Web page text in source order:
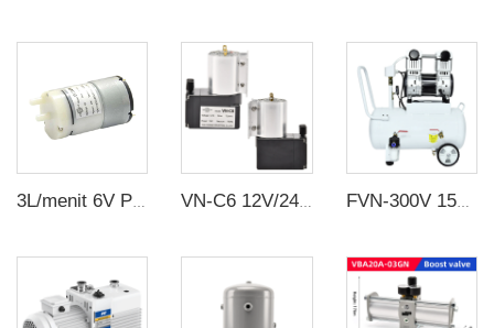
FVN-300V 1500W 220V 300L/menit pompa vakum tanpa minyak dengan tekanan negatif dengan tangki udara 40L untuk mesin pembuatan karet